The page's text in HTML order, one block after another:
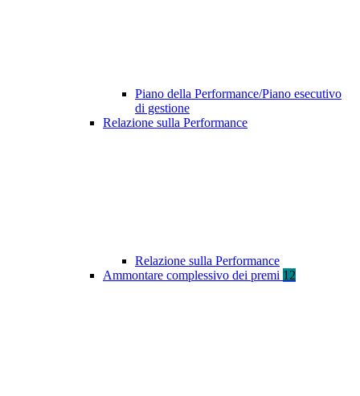
Piano della Performance/Piano esecutivo
di gestione
Relazione sulla Performance
Relazione sulla Performance
Ammontare complessivo dei premi 12